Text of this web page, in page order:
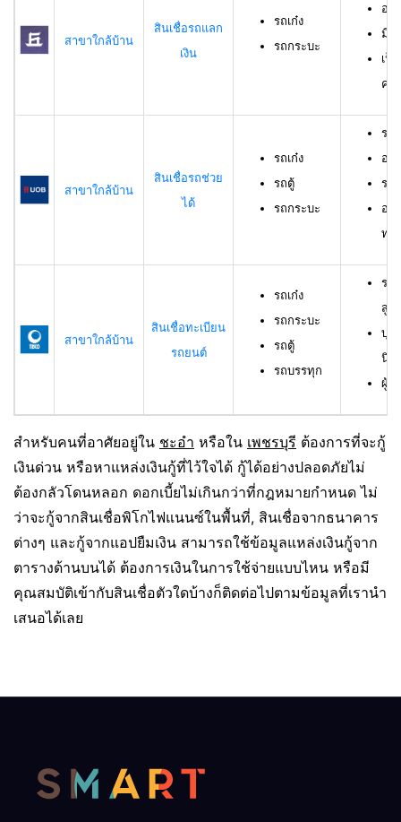
สาขาใกล้บ้าน
สินเชื่อรถแลก
เงิน
รถเก๋ง
รถกระบะ
อา
มีร
เป็
คร
สาขาใกล้บ้าน
สินเชื่อรถช่วย
ได้
รถเก๋ง
รถตู้
รถกระบะ
รถ
อา
รา
อา
ทด
สาขาใกล้บ้าน
สินเชื่อทะเบียน
รถยนต์
รถเก๋ง
รถกระบะ
รถตู้
รถบรรทุก
รถ
สูง
บุค
นิติ
ผู้กู้
สำหรับคนที่อาศัยอยู่ใน ชะอำ หรือใน เพชรบุรี ต้องการที่จะกู้
เงินด่วน หรือหาแหล่งเงินกู้ที่ไว้ใจได้ กู้ได้อย่างปลอดภัยไม่
ต้องกลัวโดนหลอก ดอกเบี้ยไม่เกินกว่าที่กฎหมายกำหนด ไม่
ว่าจะกู้จากสินเชื่อพิโกไฟแนนซ์ในพื้นที่, สินเชื่อจากธนาคาร
ต่างๆ และกู้จากแอปยืมเงิน สามารถใช้ข้อมูลแหล่งเงินกู้จาก
ตารางด้านบนได้ ต้องการเงินในการใช้จ่ายแบบไหน หรือมี
คุณสมบัติเข้ากับสินเชื่อตัวใดบ้างก็ติดต่อไปตามข้อมูลที่เรานำ
เสนอได้เลย